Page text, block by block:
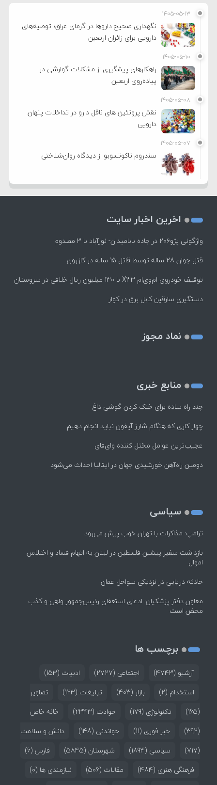
۱۴۰۵-۰۵-۱۳
نگهداری صحیح داروها در گرمای عراق؛ توصیه‌های
دارویی برای زائران اربعین
۱۴۰۵-۰۵-۱۰
راهکارهای پیشگیری از مشکلات گوارشی در
پیاده‌روی اربعین
۱۴۰۵-۰۵-۰۸
نقش پروتئین های ناقل دارو در تداخلات پنهان
دارویی
۱۴۰۵-۰۵-۰۷
سندروم تاکوتسوبو از دیدگاه روان‌شناختی
اخرین اخبار سایت
واژگونی پژو۲۰۶ در جاده بابامیدان- نورآباد با ۳ مصدوم
قتل جوان 28 ساله توسط قاتل 15 ساله در کازرون
توقیف خودروی ام‌وی‌ام X33 با ۱۳۰ میلیون ریال خلافی در سروستان
دستگیری سارقین کابل برق در کوار
نماد مجوز
منابع خبری
چند راه‌ ساده برای خنک کردن گوشی داغ
چهار کاری که هنگام شارژ آیفون نباید انجام دهیم
عجیب‌ترین عوامل مختل کننده وای‌فای
دومین راه‌آهن خورشیدی جهان در ایتالیا احداث می‌شود
سیاسی
ترامپ: مذاکرات با تهران خوب پیش می‌رود
بازداشت سفیر پیشین فلسطین در لبنان به اتهام فساد و اختلاس
اموال
حادثه دریایی در نزدیکی سواحل عمان
معاون دفتر پزشکیان: ادعای استعفای رئیس‌جمهور واهی و کذب
محض است
برچسب ها
آرشیو (4743) اجتماعی (2727) ادبیات (153)
استخدام (2) بازار (403) تبلیغات (123)
تصاویر
(165)
تکنولوژی (179) حوادث (2343)
خانه خاص
(392)
خبر فوری (11) خواندنی (148)
دانش و سلامت
(717)
سیاسی (1894) شهرستان (5845) فارس (6)
فرهنگی هنری (484) مقالات (506) نیازمندی ها (0)